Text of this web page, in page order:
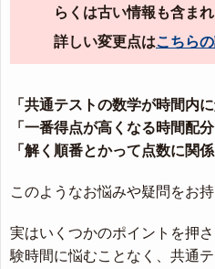
らくは古い情報も含ま
詳しい変更点はこちら
「共通テストの数学が時間内
「一番得点が高くなる時間配
「解く順番とかって点数に関
このようなお悩みや疑問をお
実はいくつかのポイントを押
験時間に悩むことなく、共通